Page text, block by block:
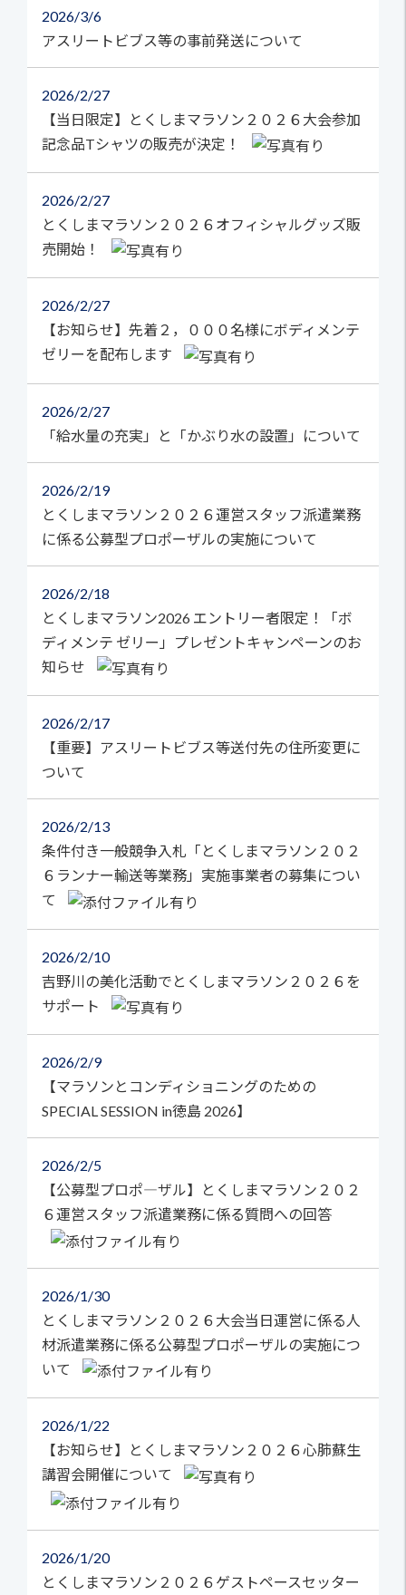
2026 3/6
アスリートビブス等の事前発送について
2026 2/27
【当日限定】とくしまマラソン２０２６大会参加
記念品Tシャツの販売が決定！
2026 2/27
とくしまマラソン２０２６オフィシャルグッズ販
売開始！
2026 2/27
【お知らせ】先着２，０００名様にボディメンテ
ゼリーを配布します
2026 2/27
「給水量の充実」と「かぶり水の設置」について
2026 2/19
とくしまマラソン２０２６運営スタッフ派遣業務
に係る公募型プロポーザルの実施について
2026 2/18
とくしまマラソン2026 エントリー者限定！「ボ
ディメンテ ゼリー」プレゼントキャンペーンのお
知らせ
2026 2/17
【重要】アスリートビブス等送付先の住所変更に
ついて
2026 2/13
条件付き一般競争入札「とくしまマラソン２０２
６ランナー輸送等業務」実施事業者の募集につい
て
2026 2/10
吉野川の美化活動でとくしまマラソン２０２６を
サポート
2026 2/9
【マラソンとコンディショニングのための
SPECIAL SESSION in徳島 2026】
2026 2/5
【公募型プロポ―ザル】とくしまマラソン２０２
６運営スタッフ派遣業務に係る質問への回答
2026 1/30
とくしまマラソン２０２６大会当日運営に係る人
材派遣業務に係る公募型プロポーザルの実施につ
いて
2026 1/22
【お知らせ】とくしまマラソン２０２６心肺蘇生
講習会開催について
2026 1/20
とくしまマラソン２０２６ゲストペースセッター